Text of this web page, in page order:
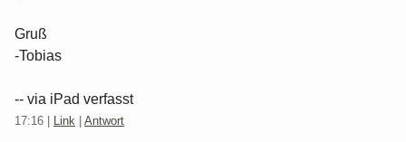
Gruß
-Tobias
-- via iPad verfasst
17:16 Link Antwort